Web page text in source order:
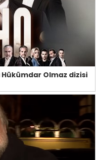
Olmaz dizisi